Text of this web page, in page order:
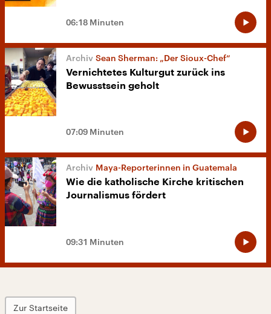
06:18 Minuten
Sean Sherman: „Der Sioux-Chef“
Vernichtetes Kulturgut zurück ins
Bewusstsein geholt
07:09 Minuten
Maya-Reporterinnen in Guatemala
Wie die katholische Kirche kritischen
Journalismus fördert
09:31 Minuten
Zur Startseite